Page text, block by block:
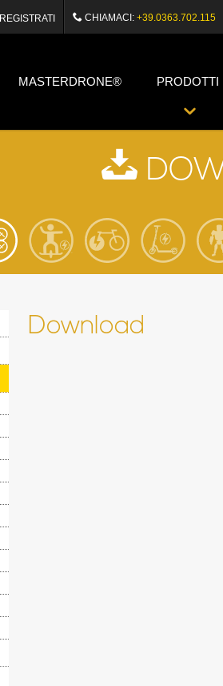
REGISTRATI CHIAMACI: +39.0363.702.115
MASTERDRONE® PRODOTTI
Download